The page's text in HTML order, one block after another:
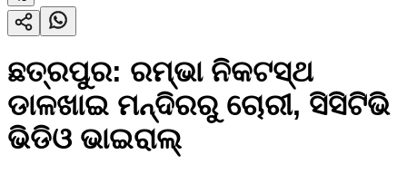
ଛତ୍ରପୁର: ରମ୍ଭା ନିକଟସ୍ଥ
ଡାଳଖାଇ ମନ୍ଦିରରୁ ଚୋରୀ, ସିସିଟିଭି
ଭିଡିଓ ଭାଇରାଲ୍